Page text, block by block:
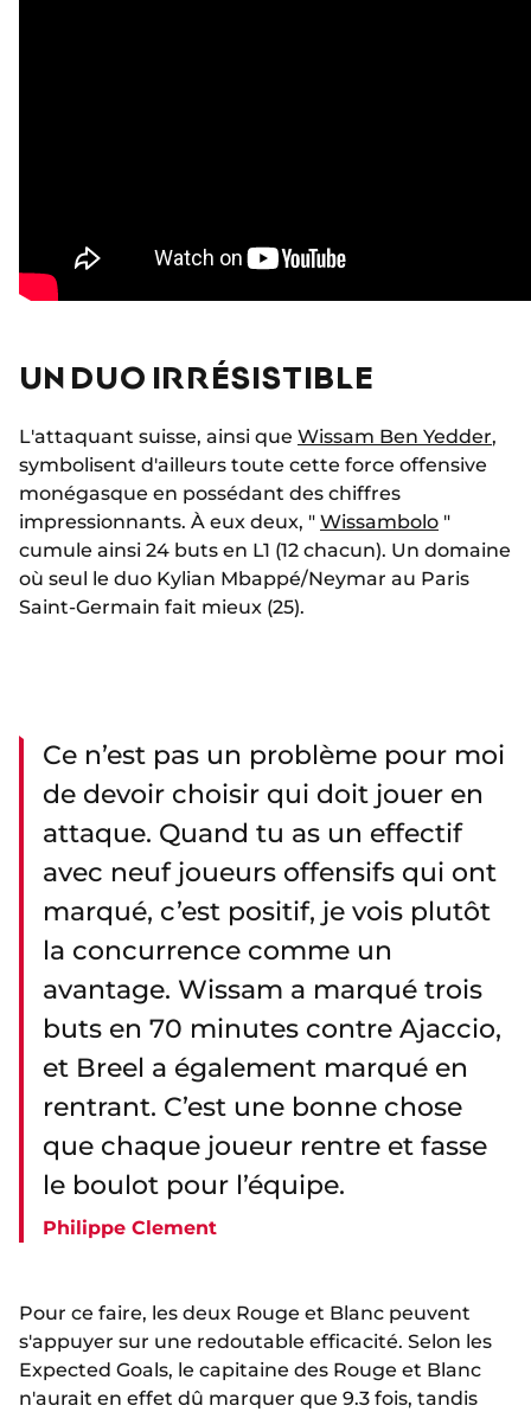
UN DUO IRRÉSISTIBLE
L'attaquant suisse, ainsi que Wissam Ben Yedder,
symbolisent d'ailleurs toute cette force offensive
monégasque en possédant des chiffres
impressionnants. À eux deux, " Wissambolo "
cumule ainsi 24 buts en L1 (12 chacun). Un domaine
où seul le duo Kylian Mbappé/Neymar au Paris
Saint-Germain fait mieux (25).
Ce n’est pas un problème pour moi
de devoir choisir qui doit jouer en
attaque. Quand tu as un effectif
avec neuf joueurs offensifs qui ont
marqué, c’est positif, je vois plutôt
la concurrence comme un
avantage. Wissam a marqué trois
buts en 70 minutes contre Ajaccio,
et Breel a également marqué en
rentrant. C’est une bonne chose
que chaque joueur rentre et fasse
le boulot pour l’équipe.
Philippe Clement
Pour ce faire, les deux Rouge et Blanc peuvent
s'appuyer sur une redoutable efficacité. Selon les
Expected Goals, le capitaine des Rouge et Blanc
n'aurait en effet dû marquer que 9.3 fois, tandis